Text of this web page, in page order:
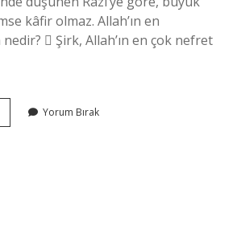
kâfir olmaz. Allah’ın en
 Şirk, Allah’ın en çok nefret
Yorum Bırak